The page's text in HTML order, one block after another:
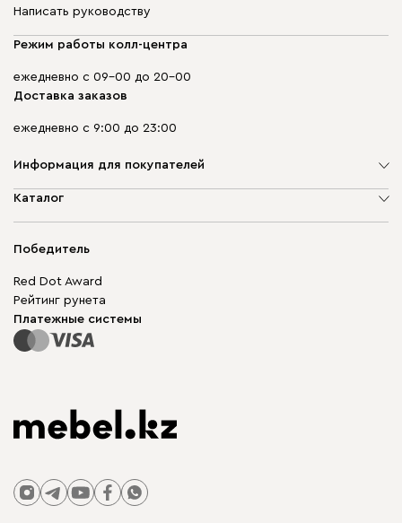
Написать руководству
Режим работы колл-центра
ежедневно с 09-00 до 20-00
Доставка заказов
ежедневно с 9:00 до 23:00
Информация для покупателей
О компании
Гарантия
Карта сайта
Каталог
Корпусная мебель
Модульная мебель
Столы и стулья
Победитель
Red Dot Award
Рейтинг рунета
Платежные системы